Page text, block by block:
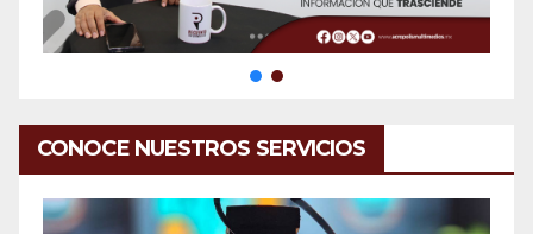
CONOCE NUESTROS SERVICIOS